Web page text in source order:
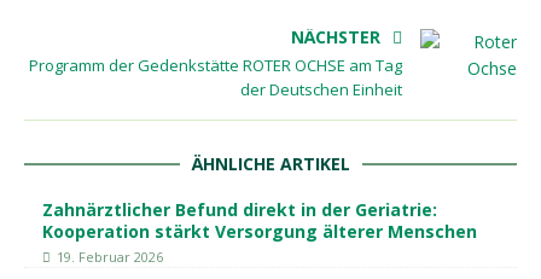
NÄCHSTER
Programm der Gedenkstätte ROTER OCHSE am Tag
der Deutschen Einheit
ÄHNLICHE ARTIKEL
Zahnärztlicher Befund direkt in der Geriatrie:
Kooperation stärkt Versorgung älterer Menschen
19. Februar 2026